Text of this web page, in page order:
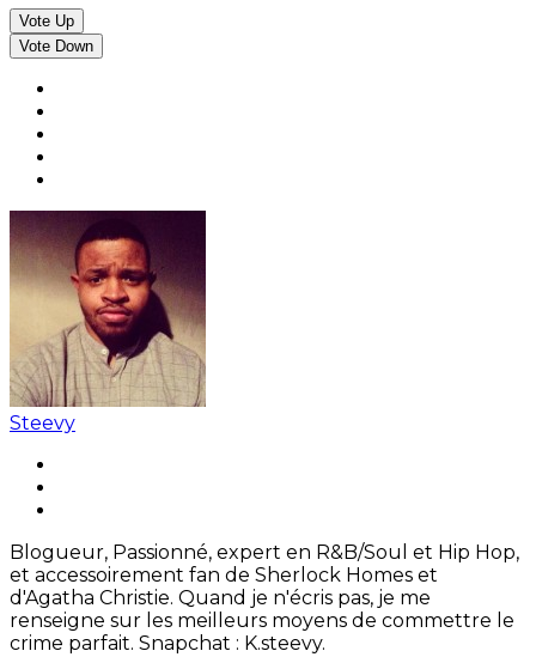
Vote Up
Vote Down
Steevy
Blogueur, Passionné, expert en R&B/Soul et Hip Hop,
et accessoirement fan de Sherlock Homes et
d'Agatha Christie. Quand je n'écris pas, je me
renseigne sur les meilleurs moyens de commettre le
crime parfait. Snapchat : K.steevy.